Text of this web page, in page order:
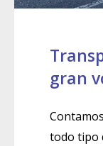
gran
todo tipo